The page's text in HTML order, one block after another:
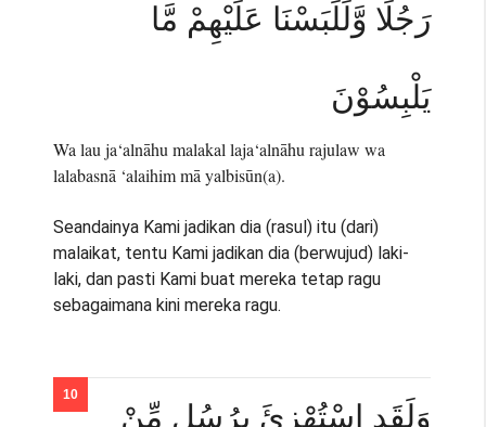
رَجُلًا وَّلَلَبَسْنَا عَلَيْهِمْ مَّا
يَلْبِسُوْنَ
Wa lau ja‘alnāhu malakal laja‘alnāhu rajulaw wa
lalabasnā ‘alaihim mā yalbisūn(a).
Seandainya Kami jadikan dia (rasul) itu (dari)
malaikat, tentu Kami jadikan dia (berwujud) laki-
laki, dan pasti Kami buat mereka tetap ragu
sebagaimana kini mereka ragu.
وَلَقَدِ اسْتُهْزِئَ بِرُسُلٍ مِّنْ